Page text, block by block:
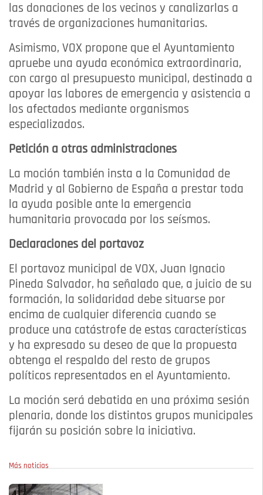
las donaciones de los vecinos y canalizarlas a
través de organizaciones humanitarias.
Asimismo, VOX propone que el Ayuntamiento
apruebe una ayuda económica extraordinaria,
con cargo al presupuesto municipal, destinada a
apoyar las labores de emergencia y asistencia a
los afectados mediante organismos
especializados.
Petición a otras administraciones
La moción también insta a la Comunidad de
Madrid y al Gobierno de España a prestar toda
la ayuda posible ante la emergencia
humanitaria provocada por los seísmos.
Declaraciones del portavoz
El portavoz municipal de VOX, Juan Ignacio
Pineda Salvador, ha señalado que, a juicio de su
formación, la solidaridad debe situarse por
encima de cualquier diferencia cuando se
produce una catástrofe de estas características
y ha expresado su deseo de que la propuesta
obtenga el respaldo del resto de grupos
políticos representados en el Ayuntamiento.
La moción será debatida en una próxima sesión
plenaria, donde los distintos grupos municipales
fijarán su posición sobre la iniciativa.
Más noticias